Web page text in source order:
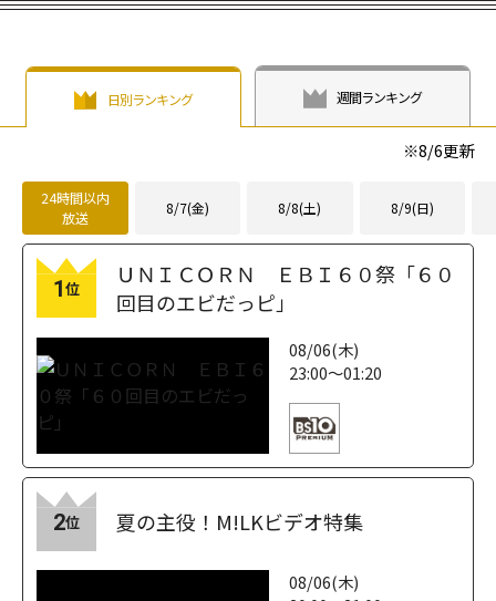
igh">
日別ランキング 週間ランキング
※8/6更新
24時間以内
放送
8/7(金) 8/8(土) 8/9(日)
1位
ＵＮＩＣＯＲＮ ＥＢＩ６０祭「６０
回目のエビだっピ」
08/06(木)
23:00～01:20
2位 夏の主役！M!LKビデオ特集
08/06(木)